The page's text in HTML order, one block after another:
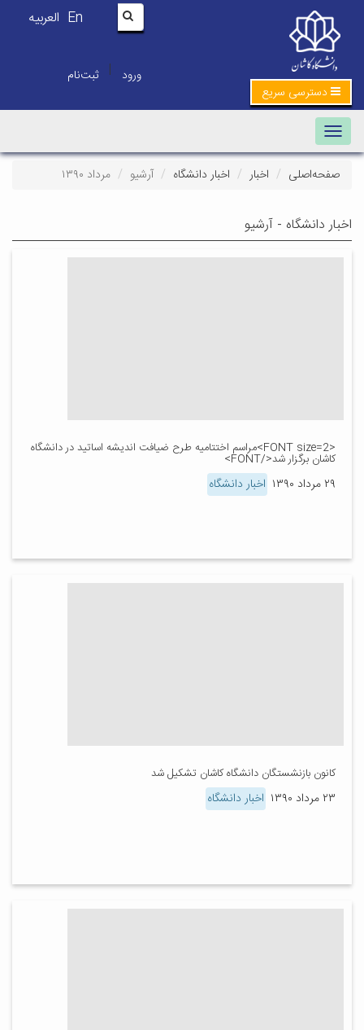
En العربیه
ورود | ثبت‌نام
دسترسی سریع
Toggle navigation
صفحه‌اصلی اخبار اخبار دانشگاه آرشیو مرداد ۱۳۹۰
اخبار دانشگاه - آرشیو
<FONT size=2>مراسم اختتامیه طرح ضیافت اندیشه اساتید در دانشگاه
کاشان برگزار شد</FONT>
۲۹ مرداد ۱۳۹۰ اخبار دانشگاه
کانون بازنشستگان دانشگاه کاشان تشکیل شد
۲۳ مرداد ۱۳۹۰ اخبار دانشگاه